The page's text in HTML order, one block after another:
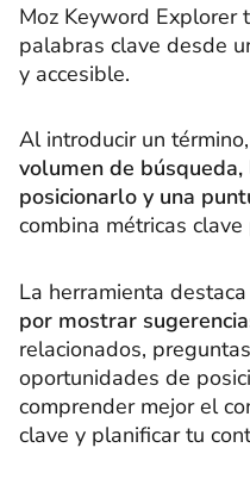
Moz Keyword Explorer
palabras clave desde
y accesible.
Al introducir un
volumen de
posicionarlo y una
combina métricas
La herramienta
por mostrar
relacionados,
oportunidades de
comprender mejor el
clave y planificar tu